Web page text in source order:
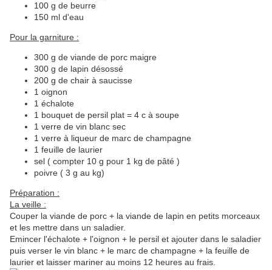
100 g de beurre
150 ml d'eau
Pour la garniture :
300 g de viande de porc maigre
300 g de lapin désossé
200 g de chair à saucisse
1 oignon
1 échalote
1 bouquet de persil plat = 4 c à soupe
1 verre de vin blanc sec
1 verre à liqueur de marc de champagne
1 feuille de laurier
sel ( compter 10 g pour 1 kg de pâté )
poivre ( 3 g au kg)
Préparation :
La veille :
Couper la viande de porc + la viande de lapin en petits morceaux
et les mettre dans un saladier.
Emincer l'échalote + l'oignon + le persil et ajouter dans le saladier
puis verser le vin blanc + le marc de champagne + la feuille de
laurier et laisser mariner au moins 12 heures au frais.